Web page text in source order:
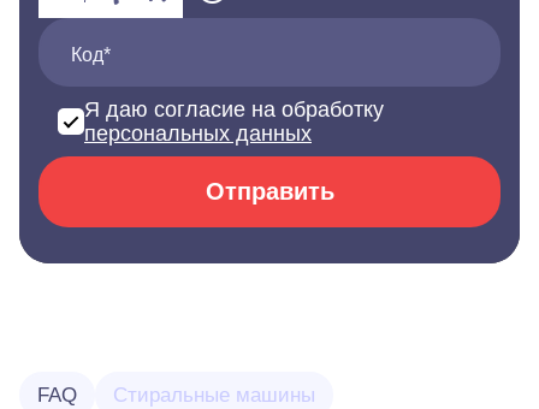
Код*
Я даю согласие на обработку
персональных данных
Отправить
FAQ Стиральные машины